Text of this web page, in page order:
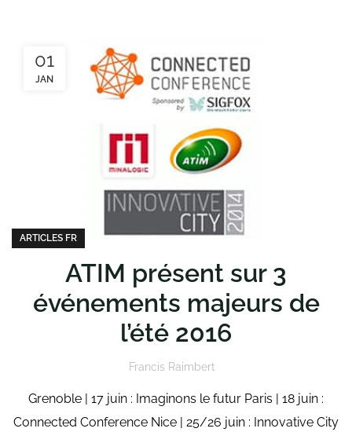
01
JAN
ARTICLES FR
ATIM présent sur 3
événements majeurs de
l’été 2016
Francis Raimbert
Grenoble | 17 juin : Imaginons le futur Paris | 18 juin :
Connected Conference Nice | 25/26 juin : Innovative City